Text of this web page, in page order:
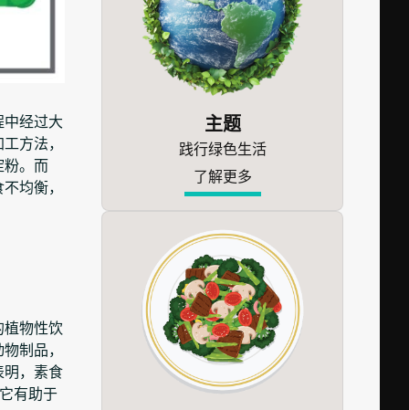
经过大
方法，
粉。而
均衡，
物性饮
制品，
明，素食
有助于
主题
践行绿色生活
了解更多